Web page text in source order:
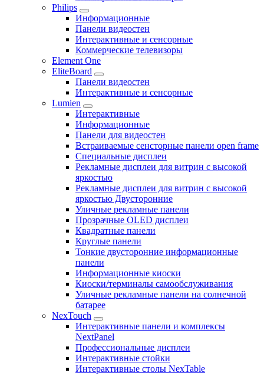
Philips
Информационные
Панели видеостен
Интерактивные и сенсорные
Коммерческие телевизоры
Element One
EliteBoard
Панели видеостен
Интерактивные и сенсорные
Lumien
Интерактивные
Информационные
Панели для видеостен
Встраиваемые сенсторные панели open frame
Специальные дисплеи
Рекламные дисплеи для витрин с высокой
яркостью
Рекламные дисплеи для витрин с высокой
яркостью Двусторонние
Уличные рекламные панели
Прозрачные OLED дисплеи
Квадратные панели
Круглые панели
Тонкие двусторонние информационные
панели
Информационные киоски
Киоски/терминалы самообслуживания
Уличные рекламные панели на солнечной
батарее
NexTouch
Интерактивные панели и комплексы
NextPanel
Профессиональные дисплеи
Интерактивные стойки
Интерактивные столы NexTable